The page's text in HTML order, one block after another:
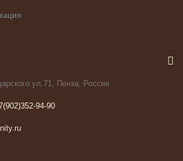
ул.71, Пенза, Россия
94-90